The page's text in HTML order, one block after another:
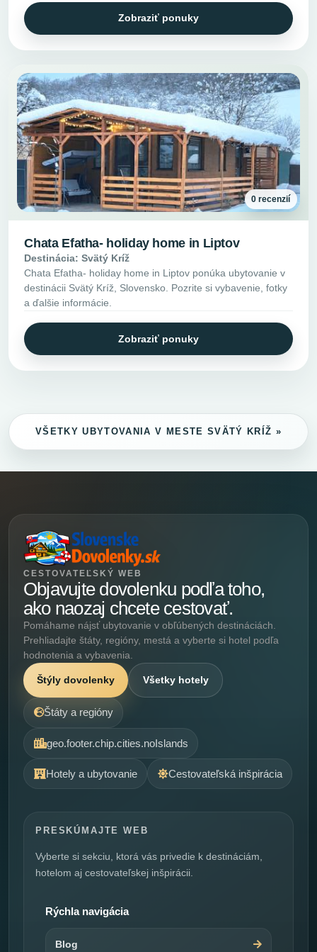
Zobraziť ponuky
0 recenzií
Chata Efatha- holiday home in Liptov
Destinácia: Svätý Kríž
Chata Efatha- holiday home in Liptov ponúka ubytovanie v
destinácii Svätý Kríž, Slovensko. Pozrite si vybavenie, fotky
a ďalšie informácie.
Zobraziť ponuky
VŠETKY UBYTOVANIA V MESTE SVÄTÝ KRÍŽ »
CESTOVATEĽSKÝ WEB
Objavujte dovolenku podľa toho,
ako naozaj chcete cestovať.
Pomáhame nájsť ubytovanie v obľúbených destináciách.
Prehliadajte štáty, regióny, mestá a vyberte si hotel podľa
hodnotenia a vybavenia.
Štýly dovolenky Všetky hotely
Štáty a regióny
geo.footer.chip.cities.noIslands
Hotely a ubytovanie Cestovateľská inšpirácia
PRESKÚMAJTE WEB
Vyberte si sekciu, ktorá vás privedie k destináciám,
hotelom aj cestovateľskej inšpirácii.
Rýchla navigácia
Blog